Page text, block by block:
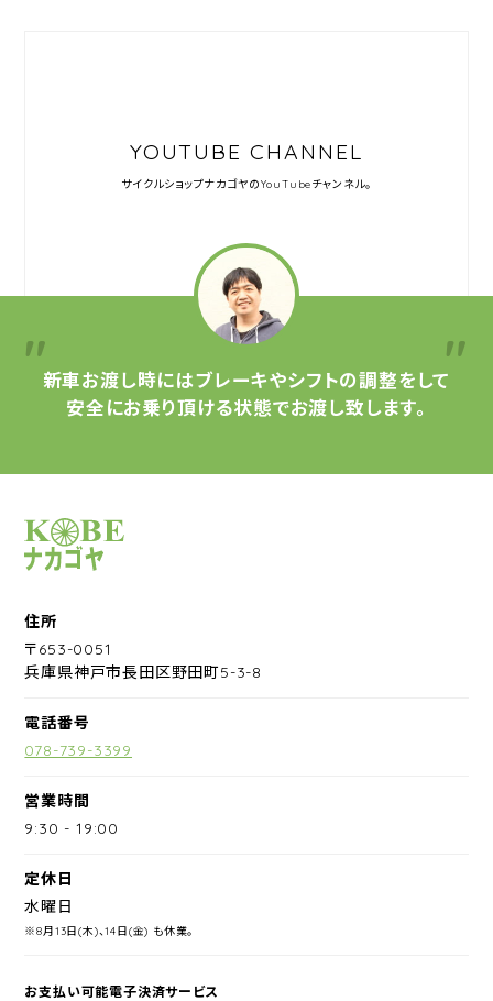
YOUTUBE CHANNEL
サイクルショップナカゴヤのYouTubeチャンネル。
新車お渡し時にはブレーキやシフトの調整をして
安全にお乗り頂ける状態でお渡し致します。
サイクルショップナカゴヤ
住所
〒653-0051
兵庫県神戸市長田区野田町5-3-8
電話番号
078-739-3399
営業時間
9:30 -19:00
定休日
水曜日
※8月13日(木)、14日(金) も休業。
お支払い可能電子決済サービス